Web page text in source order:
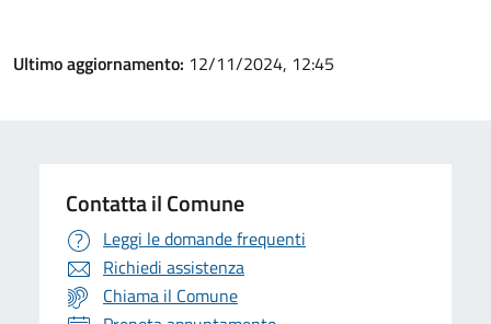
Ultimo aggiornamento: 12/11/2024, 12:45
Contatta il Comune
Leggi le domande frequenti
Richiedi assistenza
Chiama il Comune